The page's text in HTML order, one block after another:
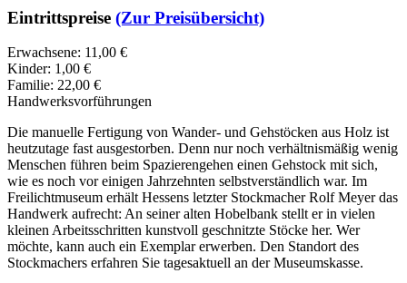
Eintrittspreise (Zur Preisübersicht)
Erwachsene: 11,00 €
Kinder: 1,00 €
Familie: 22,00 €
Handwerksvorführungen
Die manuelle Fertigung von Wander- und Gehstöcken aus Holz ist
heutzutage fast ausgestorben. Denn nur noch verhältnismäßig wenig
Menschen führen beim Spazierengehen einen Gehstock mit sich,
wie es noch vor einigen Jahrzehnten selbstverständlich war. Im
Freilichtmuseum erhält Hessens letzter Stockmacher Rolf Meyer das
Handwerk aufrecht: An seiner alten Hobelbank stellt er in vielen
kleinen Arbeitsschritten kunstvoll geschnitzte Stöcke her. Wer
möchte, kann auch ein Exemplar erwerben. Den Standort des
Stockmachers erfahren Sie tagesaktuell an der Museumskasse.